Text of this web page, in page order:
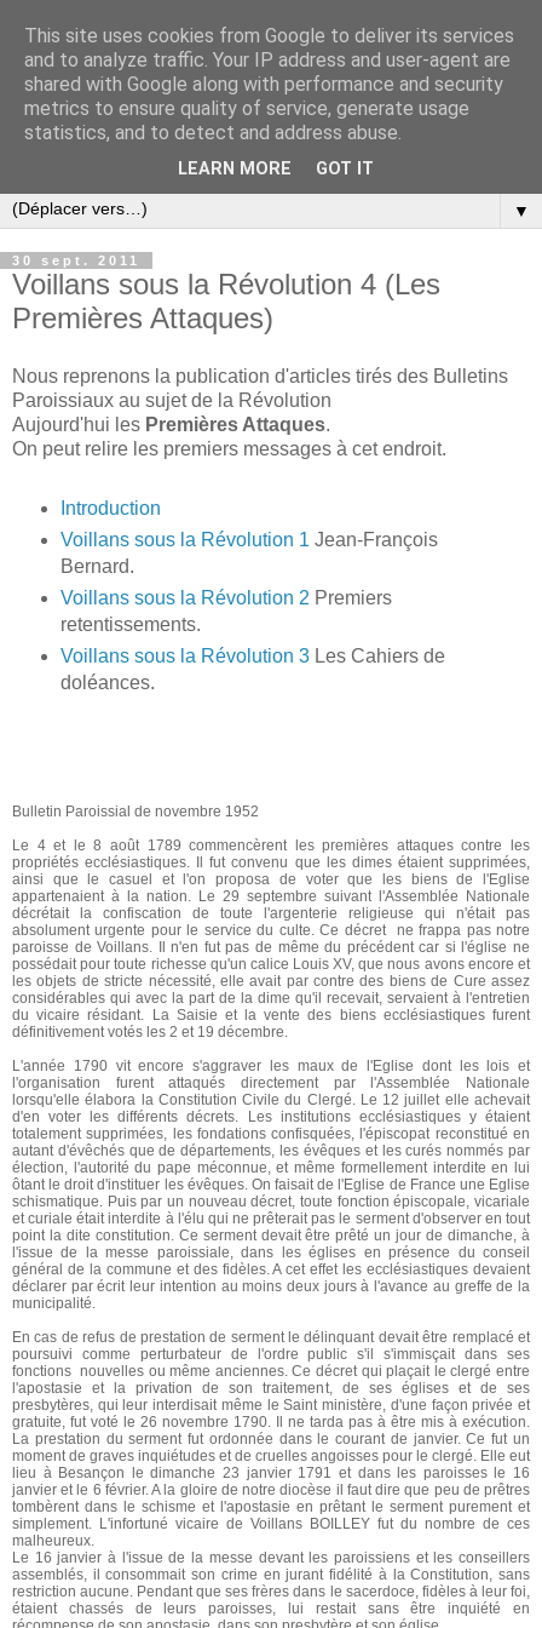
▼
30 sept. 2011
Voillans sous la Révolution 4 (Les
Premières Attaques)
Nous reprenons la publication d'articles tirés des Bulletins
Paroissiaux au sujet de la Révolution
Aujourd'hui les Premières Attaques.
On peut relire les premiers messages à cet endroit.
Introduction
Voillans sous la Révolution 1 Jean-François
Bernard.
Voillans sous la Révolution 2 Premiers
retentissements.
Voillans sous la Révolution 3Les Cahiers de
doléances.
Bulletin Paroissial de novembre 1952
Le 4 et le 8 août 1789 commencèrent les premières attaques contre les
propriétés ecclésiastiques. Il fut convenu que les dimes étaient supprimées,
ainsi que le casuel et l'on proposa de voter que les biens de l'Eglise
appartenaient à la nation. Le 29 septembre suivant l'Assemblée Nationale
décrétait la confiscation de toute l'argenterie religieuse qui n'était pas
absolument urgente pour le service du culte. Ce décret ne frappa pas notre
paroisse de Voillans. Il n'en fut pas de même du précédent car si l'église ne
possédait pour toute richesse qu'un calice Louis XV, que nous avons encore et
les objets de stricte nécessité, elle avait par contre des biens de Cure assez
considérables qui avec la part de la dime qu'il recevait, servaient à l'entretien
du vicaire résidant. La Saisie et la vente des biens ecclésiastiques furent
définitivement votés les 2 et 19 décembre.
L'année 1790 vit encore s'aggraver les maux de l'Eglise dont les lois et
l'organisation furent attaqués directement par l'Assemblée Nationale
lorsqu'elle élabora la Constitution Civile du Clergé. Le 12 juillet elle achevait
d'en voter les différents décrets. Les institutions ecclésiastiques y étaient
totalement supprimées, les fondations confisquées, l'épiscopat reconstitué en
autant d'évêchés que de départements, les évêques et les curés nommés par
élection, l'autorité du pape méconnue, et même formellement interdite en lui
ôtant le droit d'instituer les évêques. On faisait de l'Eglise de France une Eglise
schismatique. Puis par un nouveau décret, toute fonction épiscopale, vicariale
et curiale était interdite à l'élu qui ne prêterait pas le serment d'observer en tout
point la dite constitution. Ce serment devait être prêté un jour de dimanche, à
l'issue de la messe paroissiale, dans les églises en présence du conseil
général de la commune et des fidèles. A cet effet les ecclésiastiques devaient
déclarer par écrit leur intention au moins deux jours à l'avance au greffe de la
municipalité.
En cas de refus de prestation de serment le délinquant devait être remplacé et
poursuivi comme perturbateur de l'ordre public s'il s'immisçait dans ses
fonctions nouvelles ou même anciennes. Ce décret qui plaçait le clergé entre
l'apostasie et la privation de son traitement, de ses églises et de ses
presbytères, qui leur interdisait même le Saint ministère, d'une façon privée et
gratuite, fut voté le 26 novembre 1790. Il ne tarda pas à être mis à exécution.
La prestation du serment fut ordonnée dans le courant de janvier. Ce fut un
moment de graves inquiétudes et de cruelles angoisses pour le clergé. Elle eut
lieu à Besançon le dimanche 23 janvier 1791 et dans les paroisses le 16
janvier et le 6 février. A la gloire de notre diocèse il faut dire que peu de prêtres
tombèrent dans le schisme et l'apostasie en prêtant le serment purement et
simplement. L'infortuné vicaire de Voillans BOILLEY fut du nombre de ces
malheureux.
Le 16 janvier à l'issue de la messe devant les paroissiens et les conseillers
assemblés, il consommait son crime en jurant fidélité à la Constitution, sans
restriction aucune. Pendant que ses frères dans le sacerdoce, fidèles à leur foi,
étaient chassés de leurs paroisses, lui restait sans être inquiété en
This site uses cookies from Google to deliver its services
and to analyze traffic. Your IP address and user-agent are
shared with Google along with performance and security
metrics to ensure quality of service, generate usage
statistics, and to detect and address abuse.
LEARN MORE GOT IT